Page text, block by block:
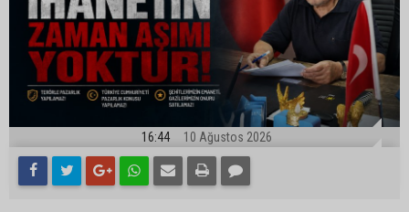
16:44 10 Ağustos 2026